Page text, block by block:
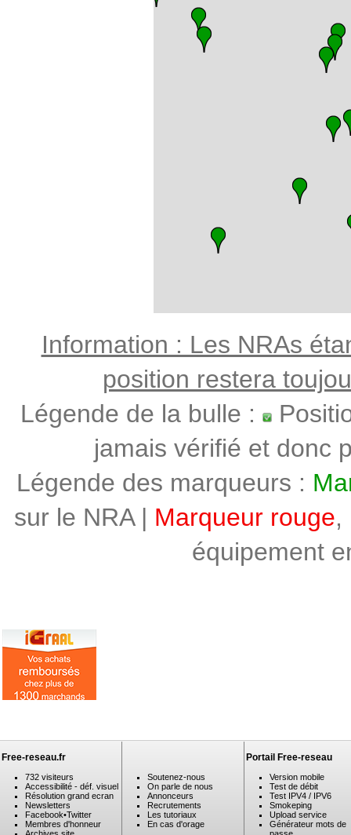
Information : Les NRAs
position restera
Légende de la bulle :
jamais vérifié et donc
Légende des marqueurs :
sur le NRA | Marqueur rouge,
équipement
Free-reseau.fr
732 visiteurs
Accessibilité - déf. visuel
Résolution grand ecran
Newsletters
Facebook•Twitter
Membres d'honneur
Soutenez-nous
On parle de nous
Annonceurs
Recrutements
Les tutoriaux
En cas d'orage
Portail Free-reseau
Version mobile
Test de débit
Test IPV4 / IPV6
Smokeping
Upload service
Générateur mots de